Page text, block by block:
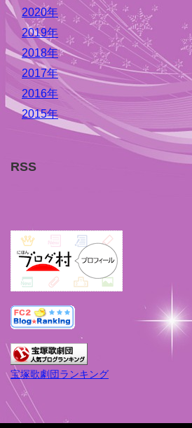
2020年
2019年
2018年
2017年
2016年
2015年
RSS
宝塚歌劇団ランキング